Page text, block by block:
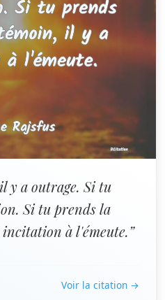
y a outrage. Si tu
Si tu prends la
à l'émeute.”
Voir la citation →